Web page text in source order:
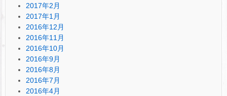
2017年2月
2017年1月
2016年12月
2016年11月
2016年10月
2016年9月
2016年8月
2016年7月
2016年4月